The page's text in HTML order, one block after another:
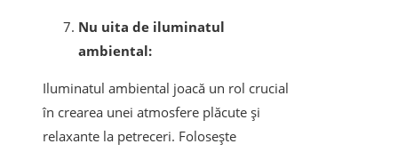
Nu uita de iluminatul
ambiental:
Iluminatul ambiental joacă un rol crucial
în crearea unei atmosfere plăcute și
relaxante la petreceri. Folosește